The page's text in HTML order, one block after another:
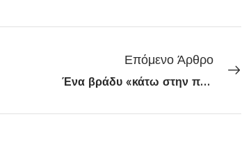
Επόμενο Άρθρο
Ένα βράδυ «κάτω στην πόλη» με τα Μωρά στη Φωτιά